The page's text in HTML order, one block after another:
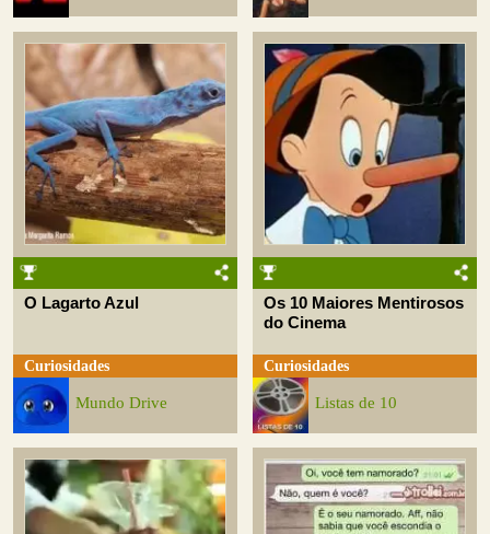
O Lagarto Azul
Curiosidades
Mundo Drive
Os 10 Maiores Mentirosos
do Cinema
Curiosidades
Listas de 10